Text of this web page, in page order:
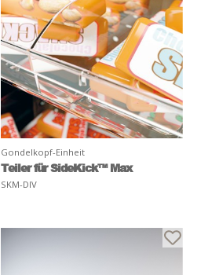
Gondelkopf-Einheit
Teiler für SideKick™ Max
SKM-DIV